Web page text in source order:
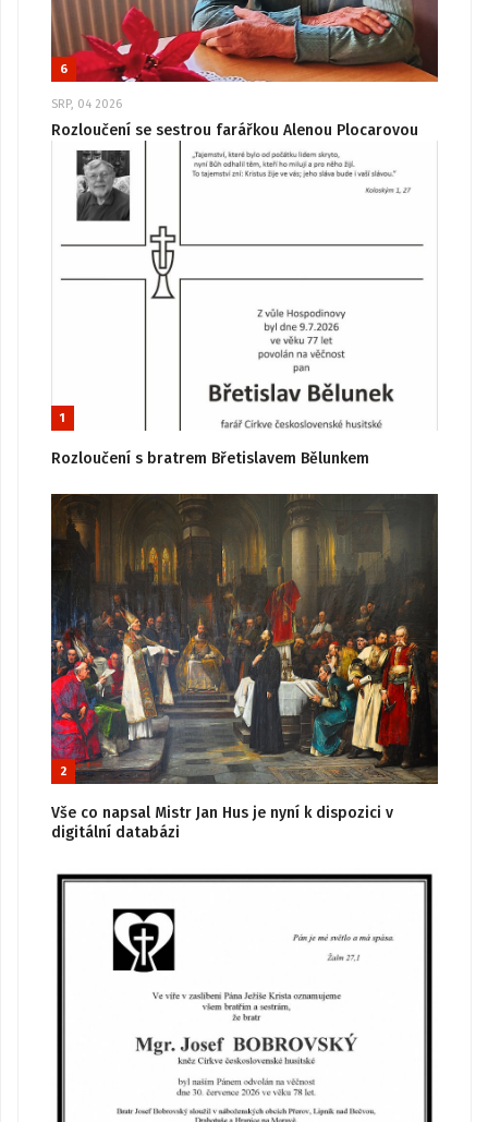
6
SRP, 04 2026
Rozloučení se sestrou farářkou Alenou Plocarovou
1
Rozloučení s bratrem Břetislavem Bělunkem
2
Vše co napsal Mistr Jan Hus je nyní k dispozici v
digitální databázi